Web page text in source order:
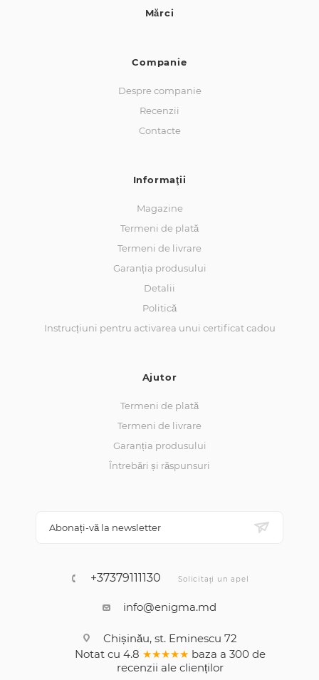
Mărci
Companie
Despre companie
Recenzii
Contacte
Informaţii
Magazine
Termeni de plată
Termeni de livrare
Garanția produsului
Detalii
Politică
Instrucțiuni pentru activarea unui certificat cadou
Ajutor
Termeni de plată
Termeni de livrare
Garanția produsului
Întrebări și răspunsuri
Abonați-vă la newsletter
+37379111130 Solicitați un apel
info@enigma.md
Chișinău, st. Eminescu 72
Notat cu 4.8 ★★★★★ baza a 300 de
recenzii ale clienților